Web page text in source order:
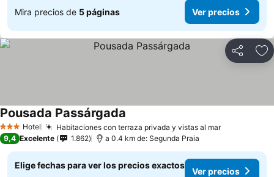
Mira precios de 5 páginas Ver precios
Compartir
3 Estrellas
Hotel Habitaciones con terraza privada y vistas al mar
Pousada Passárgada
9,4 Excelente 1.862 a 0.4 km de: Segunda Praia
Elige fechas para ver los precios exactos
Ver precios